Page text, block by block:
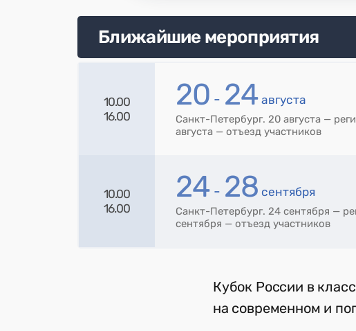
Ближайшие мероприятия
10.00
16.00
20 - 24 августа
Санкт-Петербург. 20 августа —
августа — отъезд участников
10.00
16.00
24 - 28 сентября
Санкт-Петербург. 24 сентября —
сентября — отъезд участников
Кубок России в
на современном и